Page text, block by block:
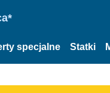
specjalne Statki